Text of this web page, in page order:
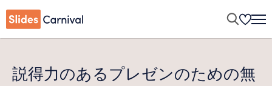
説得力のあるプレゼンのための無